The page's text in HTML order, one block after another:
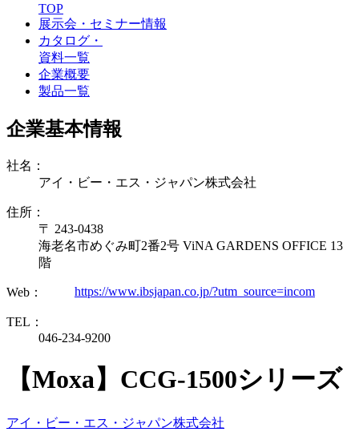
TOP
展示会・セミナー情報
カタログ・
資料一覧
企業概要
製品一覧
企業基本情報
社名：
アイ・ビー・エス・ジャパン株式会社
住所：
〒 243-0438
海老名市めぐみ町2番2号 ViNA GARDENS OFFICE 13
階
Web： https://www.ibsjapan.co.jp/?utm_source=incom
TEL：
046-234-9200
【Moxa】CCG-1500シリーズ
アイ・ビー・エス・ジャパン株式会社